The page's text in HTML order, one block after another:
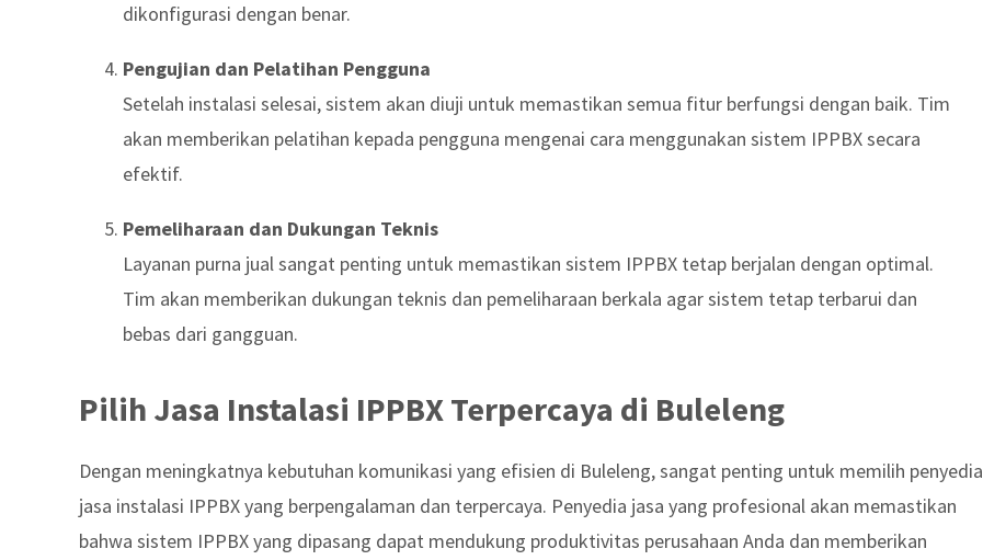
dikonfigurasi dengan benar.
Pengujian dan Pelatihan Pengguna
Setelah instalasi selesai, sistem akan diuji untuk memastikan semua fitur berfungsi dengan baik. Tim
akan memberikan pelatihan kepada pengguna mengenai cara menggunakan sistem IPPBX secara
efektif.
Pemeliharaan dan Dukungan Teknis
Layanan purna jual sangat penting untuk memastikan sistem IPPBX tetap berjalan dengan optimal.
Tim akan memberikan dukungan teknis dan pemeliharaan berkala agar sistem tetap terbarui dan
bebas dari gangguan.
Pilih Jasa Instalasi IPPBX Terpercaya di Buleleng
Dengan meningkatnya kebutuhan komunikasi yang efisien di Buleleng, sangat penting untuk memilih penyedia
jasa instalasi IPPBX yang berpengalaman dan terpercaya. Penyedia jasa yang profesional akan memastikan
bahwa sistem IPPBX yang dipasang dapat mendukung produktivitas perusahaan Anda dan memberikan